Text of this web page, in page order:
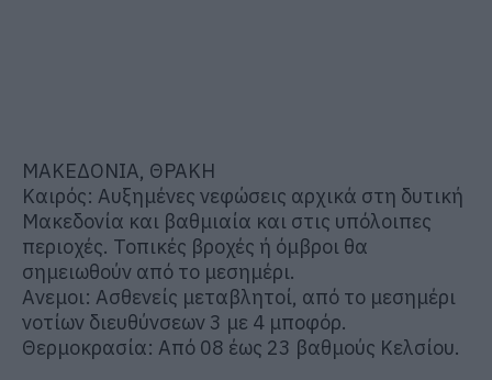
ΜΑΚΕΔΟΝΙΑ, ΘΡΑΚΗ
Καιρός: Αυξημένες νεφώσεις αρχικά στη δυτική
Μακεδονία και βαθμιαία και στις υπόλοιπες
περιοχές. Τοπικές βροχές ή όμβροι θα
σημειωθούν από το μεσημέρι.
Ανεμοι: Ασθενείς μεταβλητοί, από το μεσημέρι
νοτίων διευθύνσεων 3 με 4 μποφόρ.
Θερμοκρασία: Από 08 έως 23 βαθμούς Κελσίου.